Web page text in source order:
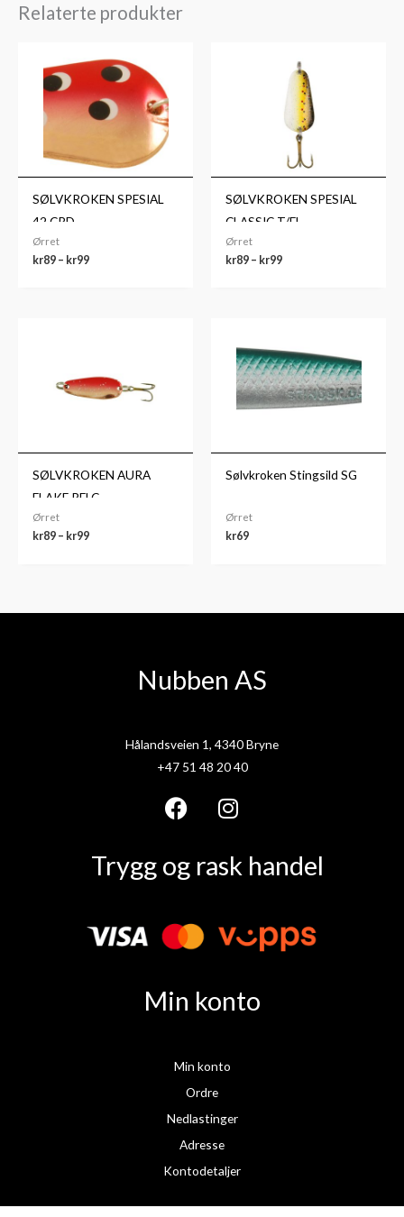
Relaterte produkter
SØLVKROKEN SPESIAL
42 CRD
Ørret
kr89 – kr99
kr89
kr99
SØLVKROKEN SPESIAL
CLASSIC T/FL
Ørret
kr89 – kr99
kr89
til
kr99
SØLVKROKEN AURA
FLAKE RFLC
Ørret
kr89 – kr99
Sølvkroken Stingsild SG
Ørret
kr69
Nubben AS
Hålandsveien 1, 4340 Bryne
+47 51 48 20 40
F
c
b
o
I
n
s
g
m
Trygg og rask handel
Min konto
Min konto
Ordre
Nedlastinger
Adresse
Kontodetaljer